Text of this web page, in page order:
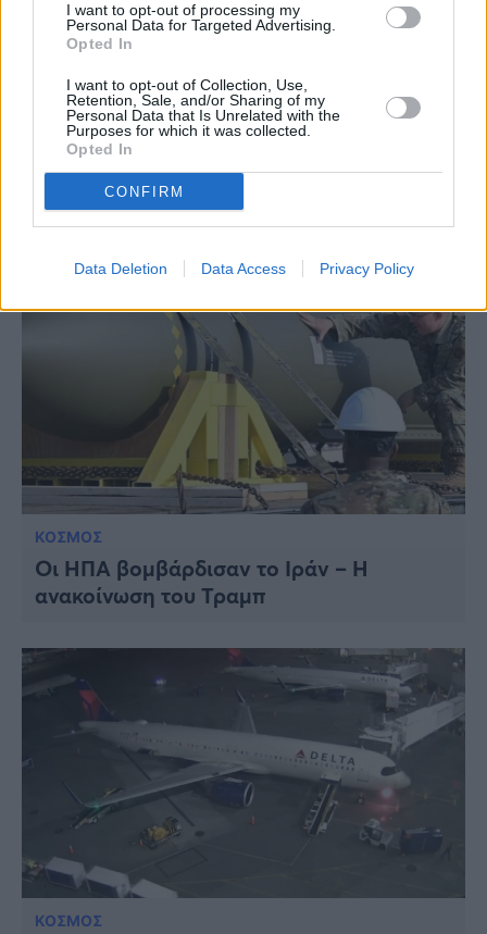
I want to opt-out of processing my
Personal Data for Targeted Advertising.
Opted In
I want to opt-out of Collection, Use,
Retention, Sale, and/or Sharing of my
Personal Data that Is Unrelated with the
Purposes for which it was collected.
Opted In
CONFIRM
Data Deletion Data Access Privacy Policy
Ακολουθήστε τις ειδήσεις του
ipliroforia.gr στο Google News
ΔΙΑΒΑΣΤΕ ΑΚΟΜΗ
ΚΟΣΜΟΣ
Οι ΗΠΑ βομβάρδισαν το Ιράν – Η
ανακοίνωση του Τραμπ
ΚΟΣΜΟΣ